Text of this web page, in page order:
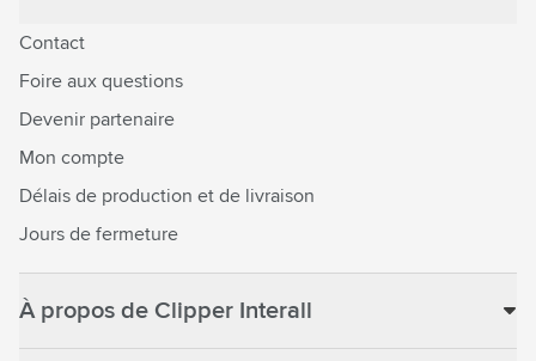
Contact
Foire aux questions
Devenir partenaire
Mon compte
Délais de production et de livraison
Jours de fermeture
À propos de Clipper Interall